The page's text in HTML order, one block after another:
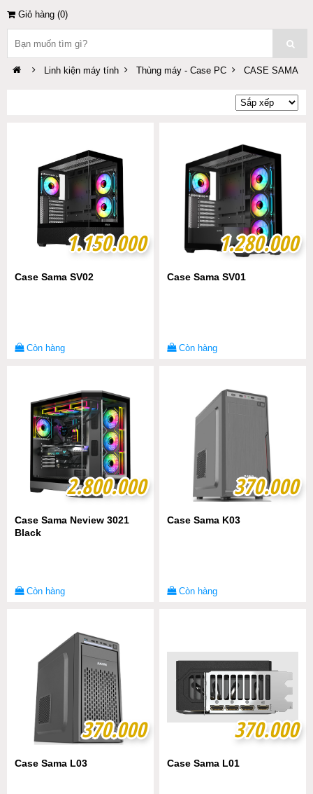
Giỏ hàng (0)
Linh kiện máy tính Thùng máy - Case PC CASE SAMA
1.150.000
1.150.000
Case Sama SV02
Còn hàng
1.280.000
1.280.000
Case Sama SV01
Còn hàng
2.800.000
2.800.000
Case Sama Neview 3021
Black
Còn hàng
370.000
370.000
Case Sama K03
Còn hàng
370.000
370.000
Case Sama L03
370.000
370.000
Case Sama L01